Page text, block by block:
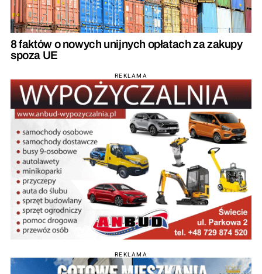
8 faktów o nowych unijnych opłatach za zakupy
spoza UE
REKLAMA
REKLAMA